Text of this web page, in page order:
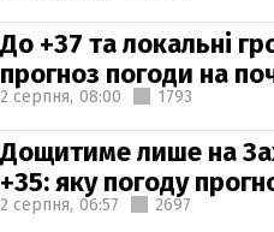
До +37 та локальні
прогноз погоди на
2 серпня, 08:00 1793
Дощитиме лише на
+35: яку погоду
2 серпня, 06:57 2697